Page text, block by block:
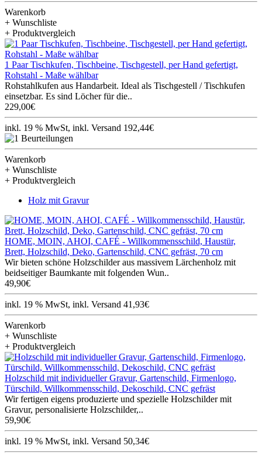
Warenkorb
+ Wunschliste
+ Produktvergleich
1 Paar Tischkufen, Tischbeine, Tischgestell, per Hand gefertigt,
Rohstahl - Maße wählbar
Rohstahlkufen aus Handarbeit. Ideal als Tischgestell / Tischkufen
einsetzbar. Es sind Löcher für die..
229,00€
inkl. 19 % MwSt, inkl. Versand 192,44€
Warenkorb
+ Wunschliste
+ Produktvergleich
Holz mit Gravur
HOME, MOIN, AHOI, CAFÉ - Willkommensschild, Haustür,
Brett, Holzschild, Deko, Gartenschild, CNC gefräst, 70 cm
Wir bieten schöne Holzschilder aus massivem Lärchenholz mit
beidseitiger Baumkante mit folgenden Wun..
49,90€
inkl. 19 % MwSt, inkl. Versand 41,93€
Warenkorb
+ Wunschliste
+ Produktvergleich
Holzschild mit individueller Gravur, Gartenschild, Firmenlogo,
Türschild, Willkommensschild, Dekoschild, CNC gefräst
Wir fertigen eigens produzierte und spezielle Holzschilder mit
Gravur, personalisierte Holzschilder,..
59,90€
inkl. 19 % MwSt, inkl. Versand 50,34€